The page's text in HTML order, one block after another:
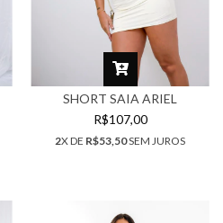
SHORT SAIA ARIEL
R$107,00
2X DE R$53,50SEM JUROS